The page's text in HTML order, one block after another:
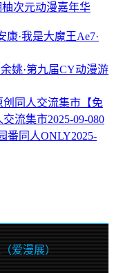
次元动漫嘉年华
康·我是大魔王Ae7·
余姚·第九届CY动漫游
【免
交流集市2025-09-080
番同人ONLY2025-
爱漫展）